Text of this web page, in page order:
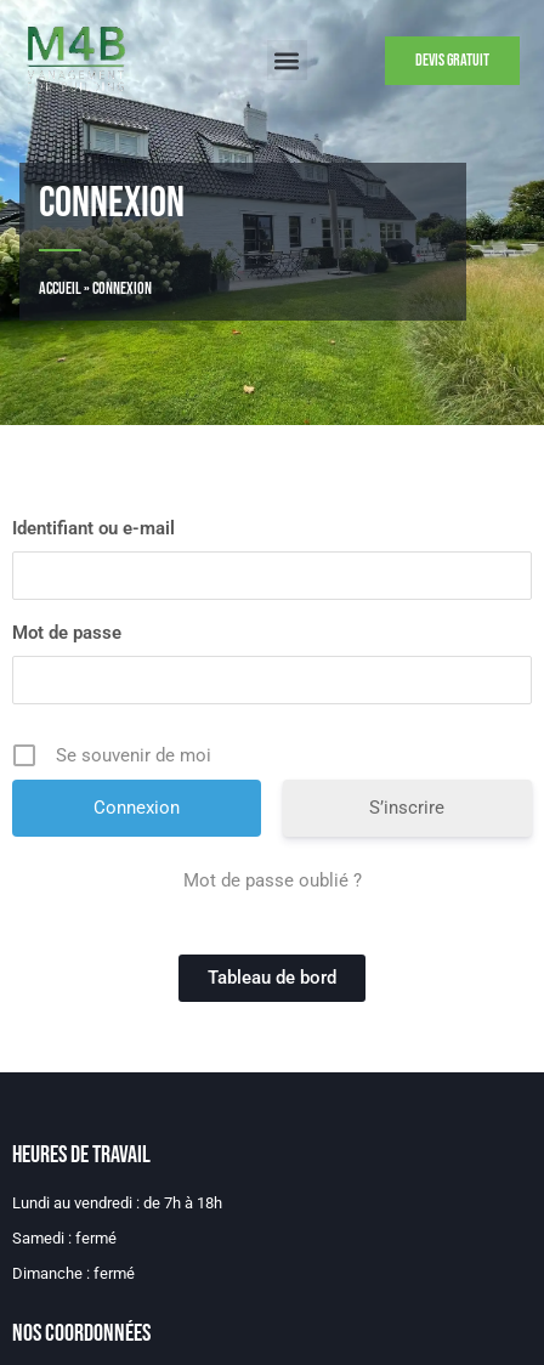
Devis gratuit
Connexion
Accueil»Connexion
Identifiant ou e-mail
Mot de passe
Se souvenir de moi
S’inscrire
Mot de passe oublié ?
Tableau de bord
Heures de travail
Lundi au vendredi : de 7h à 18h
Samedi : fermé
Dimanche : fermé
Nos coordonnées